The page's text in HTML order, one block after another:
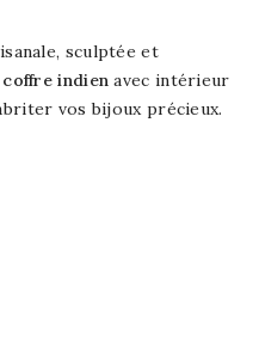
sculptée et
coffre indien avec intérieur
vos bijoux précieux.